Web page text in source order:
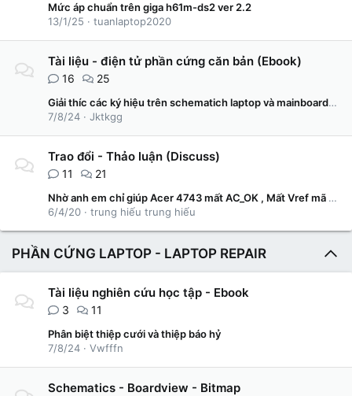
Mức áp chuẩn trên giga h61m-ds2 ver 2.2
13/1/25
tuanlaptop2020
Tài liệu - điện tử phần cứng căn bản (Ebook)
16 25
Giải thíc các ký hiệu trên schematich laptop và mainboard-Components code and abbreviation on
7/8/24
Jktkgg
Trao đổi - Thảo luận (Discuss)
11 21
Nhờ anh em chỉ giúp Acer 4743 mất AC_OK , Mất Vref mã main JE43-CP
6/4/20
trung hiếu trung hiếu
PHẦN CỨNG LAPTOP - LAPTOP REPAIR
Tài liệu nghiên cứu học tập - Ebook
3 11
Phân biệt thiệp cưới và thiệp báo hỷ
7/8/24
Vwfffn
Schematics - Boardview - Bitmap